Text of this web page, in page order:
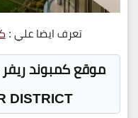
تعرف ايضا علي :
موقع كمبوند ريفر
DISTRICT